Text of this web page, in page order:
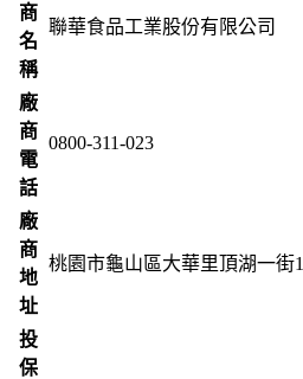
商
名
稱
聯華食品工業股份有限公司
廠
商
電
話
0800-311-023
廠
商
地
址
桃園市龜山區大華里頂湖一街
投
保